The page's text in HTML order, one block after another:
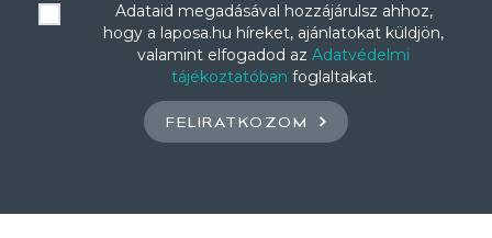
Adataid megadásával hozzájárulsz ahhoz,
hogy a laposa.hu híreket, ajánlatokat küldjön,
valamint elfogadod az Adatvédelmi
tájékoztatóban foglaltakat.
FELIRATKOZOM